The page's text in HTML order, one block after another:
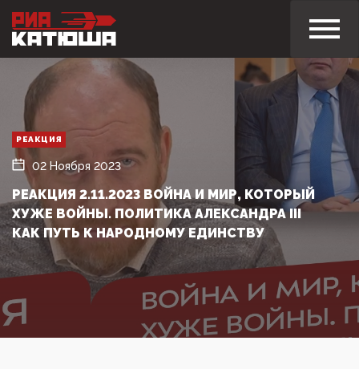
РЕАКЦИЯ
02 Ноября 2023
РЕАКЦИЯ 2.11.2023 ВОЙНА И МИР, КОТОРЫЙ
ХУЖЕ ВОЙНЫ. ПОЛИТИКА АЛЕКСАНДРА III
КАК ПУТЬ К НАРОДНОМУ ЕДИНСТВУ